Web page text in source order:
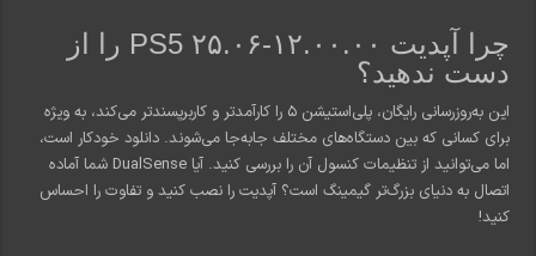
چرا آپدیت PS5 ۲۵.۰۶-۱۲.۰۰.۰۰ را از
دست ندهید؟
این به‌روزرسانی رایگان، پلی‌استیشن ۵ را کارآمدتر و کاربرپسندتر می‌کند، به ویژه
برای کسانی که بین دستگاه‌های مختلف جابه‌جا می‌شوند. دانلود خودکار است،
اما می‌توانید از تنظیمات کنسول آن را بررسی کنید. آیا DualSense شما آماده
اتصال به دنیای بزرگ‌تر گیمینگ است؟ آپدیت را نصب کنید و تفاوت را احساس
کنید!